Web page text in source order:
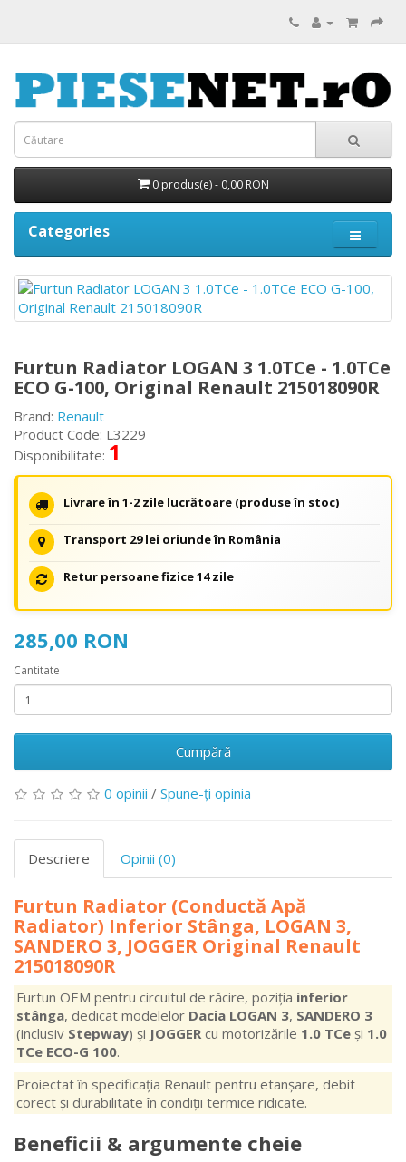
0 produs(e) - 0,00 RON
Categories
Furtun Radiator LOGAN 3 1.0TCe - 1.0TCe
ECO G-100, Original Renault 215018090R
Brand: Renault
Product Code: L3229
Disponibilitate: 1
Livrare în 1-2 zile lucrătoare (produse în stoc)
Transport 29 lei oriunde în România
Retur persoane fizice 14 zile
285,00 RON
Cantitate
Cumpără
0 opinii / Spune-ţi opinia
Descriere Opinii (0)
Furtun Radiator (Conductă Apă
Radiator) Inferior Stânga, LOGAN 3,
SANDERO 3, JOGGER Original Renault
215018090R
Furtun OEM pentru circuitul de răcire, poziția inferior
stânga, dedicat modelelor Dacia LOGAN 3, SANDERO 3
(inclusiv Stepway) și JOGGER cu motorizările 1.0 TCe și 1.0
TCe ECO-G 100.
Proiectat în specificația Renault pentru etanșare, debit
corect și durabilitate în condiții termice ridicate.
Beneficii & argumente cheie